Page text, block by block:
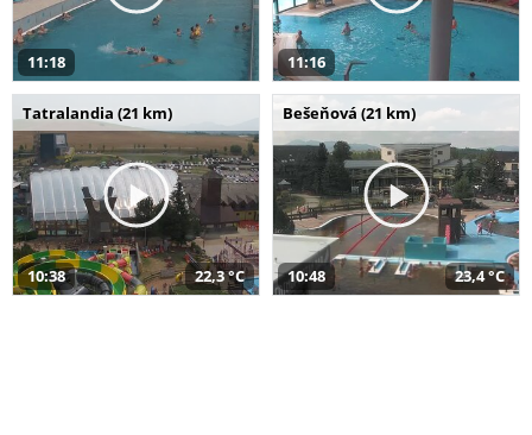
11:18 11:16
Tatralandia (21 km)
10:38 22,3 °C
Bešeňová (21 km)
10:48 23,4 °C